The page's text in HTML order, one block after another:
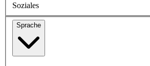
Soziales
Sprache